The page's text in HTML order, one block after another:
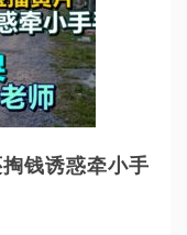
钱诱惑牵小手